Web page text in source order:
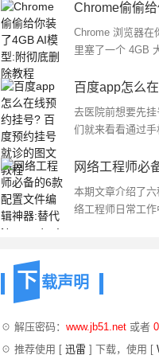
Chrome 浏览器在
里塞了一个 4GB
方法...
去医院前想要先
们就来看看通过
本期文章介绍了
络工程师日常工
下 载声明
☉ 解压密码： www.jb51.net 或者
☉ 推荐使用 [ 迅雷 ] 下载，使用 [